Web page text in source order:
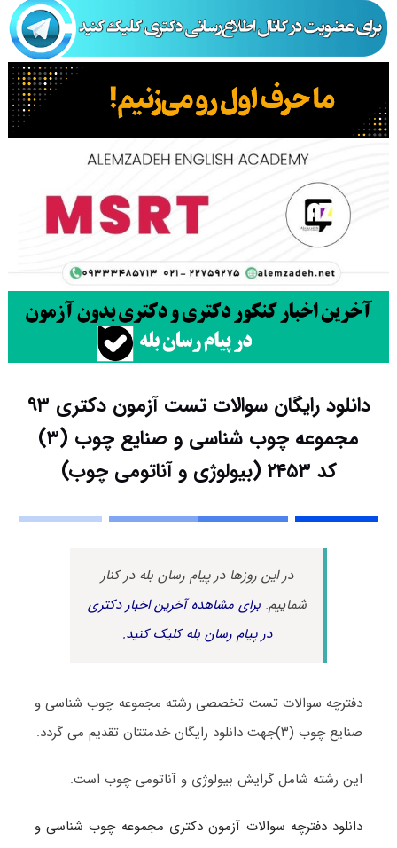
دانلود رایگان سوالات تست آزمون دکتری ۹۳
مجموعه چوب شناسی و صنایع چوب (۳)
کد ۲۴۵۳ (بیولوژی و آناتومی چوب)
در این روزها در پیام رسان بله در کنار
شماییم.برای مشاهده آخرین اخبار دکتری
در پیام رسان بله کلیک کنید.
دفترچه سوالات تست تخصصی رشته مجموعه چوب شناسی و
صنایع چوب (۳)جهت دانلود رایگان خدمتتان تقدیم می گردد.
این رشته شامل گرایش بیولوژی و آناتومی چوب است.
دانلود دفترچه سوالات آزمون دکتری مجموعه چوب شناسی و